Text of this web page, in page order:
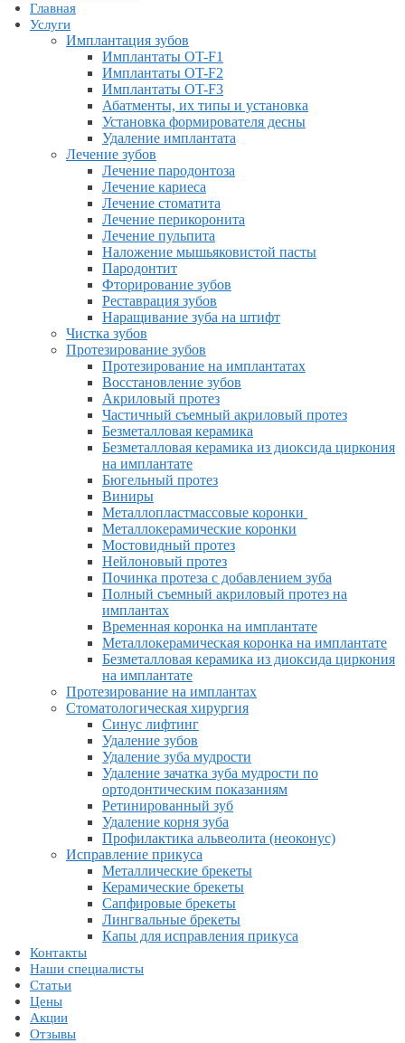
Главная
Услуги
Имплантация зубов
Имплантаты OT-F1
Имплантаты OT-F2
Имплантаты OT-F3
Абатменты, их типы и установка
Установка формирователя десны
Удаление имплантата
Лечение зубов
Лечение пародонтоза
Лечение кариеса
Лечение стоматита
Лечение перикоронита
Лечение пульпита
Наложение мышьяковистой пасты
Пародонтит
Фторирование зубов
Реставрация зубов
Наращивание зуба на штифт
Чистка зубов
Протезирование зубов
Протезирование на имплантатах
Восстановление зубов
Акриловый протез
Частичный съемный акриловый протез
Безметалловая керамика
Безметалловая керамика из диоксида циркония
на имплантате
Бюгельный протез
Виниры
Металлопластмассовые коронки
Металлокерамические коронки
Мостовидный протез
Нейлоновый протез
Починка протеза с добавлением зуба
Полный съемный акриловый протез на
имплантах
Временная коронка на имплантате
Металлокерамическая коронка на имплантате
Безметалловая керамика из диоксида циркония
на имплантате
Протезирование на имплантах
Стоматологическая хирургия
Синус лифтинг
Удаление зубов
Удаление зуба мудрости
Удаление зачатка зуба мудрости по
ортодонтическим показаниям
Ретинированный зуб
Удаление корня зуба
Профилактика альвеолита (неоконус)
Исправление прикуса
Металлические брекеты
Керамические брекеты
Сапфировые брекеты
Лингвальные брекеты
Капы для исправления прикуса
Контакты
Наши специалисты
Статьи
Цены
Акции
Отзывы